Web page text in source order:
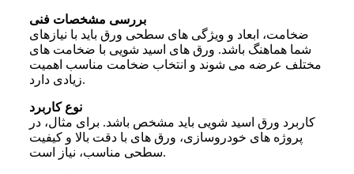
بررسی مشخصات فنی
ضخامت، ابعاد و ویژگی های سطحی ورق باید با نیازهای
شما هماهنگ باشد. ورق های اسید شویی با ضخامت های
مختلف عرضه می شوند و انتخاب ضخامت مناسب اهمیت
زیادی دارد.
نوع کاربرد
کاربرد ورق اسید شویی باید مشخص باشد. برای مثال، در
پروژه های خودروسازی، ورق های با دقت بالا و کیفیت
سطحی مناسب، نیاز است.